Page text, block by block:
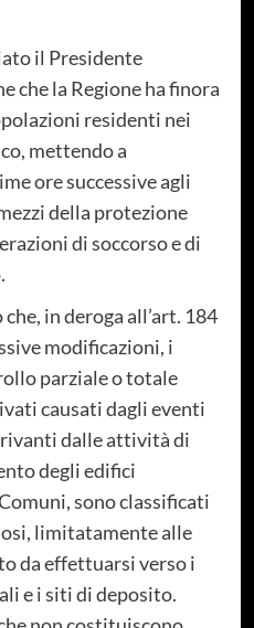
il Presidente
che la Regione ha finora
residenti nei
mettendo a
ore successive agli
della protezione
di soccorso e di
in deroga all’art. 184
modificazioni, i
parziale o totale
causati dagli eventi
dalle attività di
degli edifici
sono classificati
limitatamente alle
da effettuarsi verso i
e i siti di deposito.